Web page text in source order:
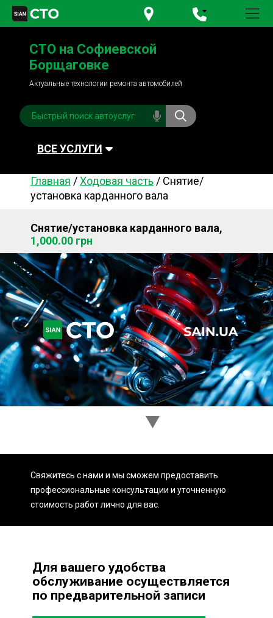
+380 95781-84-84
+380 98791-84-84
СТО на Софиевской
Борщаговке
Актуальные технологии ремонта автомобилей
ВСЕ УСЛУГИ
Автомойка Плановое ТО
Акамуляторы
Обслуживание
Система охлаждения
Диагностика
Ходовая часть Сцепление
ГРМ Шиномонтаж
Запчасти Двигатель
Тормозная система Замена Ремней
Главная /Ходовая часть / Снятие/
установка карданного вала
Снятие/установка карданного вала,
1,000.00 грн
Свяжитесь с нами и мы сможем предоставить
профессиональные консультации и уточненную
стоимость работ лично для вас.
Для вашего удобства
обслуживание осуществляется
по предварительной записи